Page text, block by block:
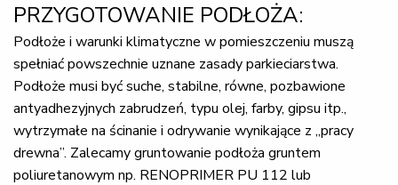
PRZYGOTOWANIE PODŁOŻA:
Podłoże i warunki klimatyczne w pomieszczeniu muszą
spełniać powszechnie uznane zasady parkieciarstwa.
Podłoże musi być suche, stabilne, równe, pozbawione
antyadhezyjnych zabrudzeń, typu olej, farby, gipsu itp.,
wytrzymałe na ścinanie i odrywanie wynikające z „pracy
drewna”. Zalecamy gruntowanie podłoża gruntem
poliuretanowym np. RENOPRIMER PU 112 lub